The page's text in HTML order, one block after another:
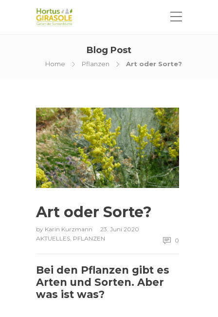
Blog Post
Home Pflanzen Art oder Sorte?
Art oder Sorte?
by Karin Kurzmann
23. Juni 2020
AKTUELLES, PFLANZEN 0
Bei den Pflanzen gibt es
Arten und Sorten. Aber
was ist was?